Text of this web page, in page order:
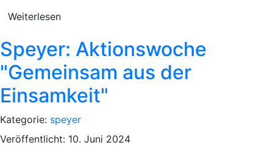
Weiterlesen
Speyer: Aktionswoche
"Gemeinsam aus der
Einsamkeit"
Kategorie: speyer
Veröffentlicht: 10. Juni 2024